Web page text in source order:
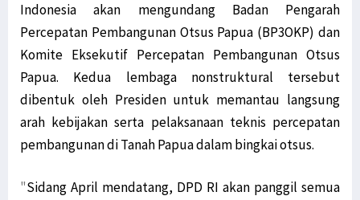
Indonesia akan mengundang Badan Pengarah
Percepatan Pembangunan Otsus Papua (BP3OKP) dan
Komite Eksekutif Percepatan Pembangunan Otsus
Papua. Kedua lembaga nonstruktural tersebut
dibentuk oleh Presiden untuk memantau langsung
arah kebijakan serta pelaksanaan teknis percepatan
pembangunan di Tanah Papua dalam bingkai otsus.
"Sidang April mendatang, DPD RI akan panggil semua